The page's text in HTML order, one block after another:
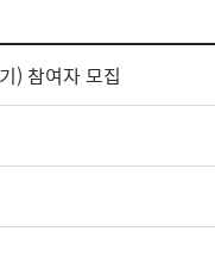
) 참여자 모집